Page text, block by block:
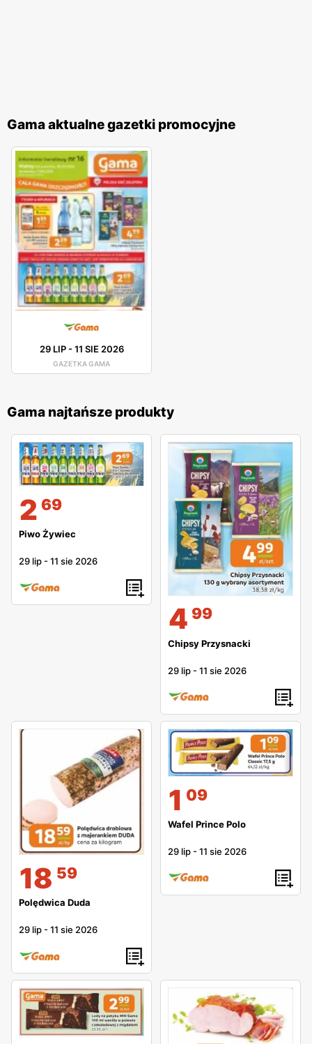
Gama aktualne gazetki promocyjne
29 LIP-11 SIE 2026
GAZETKA GAMA
Gama najtańsze produkty
2 69
Piwo Żywiec
29 lip -11 sie 2026
4 99
Chipsy Przysnacki
29 lip -11 sie 2026
18 59
Polędwica Duda
29 lip -11 sie 2026
1 09
Wafel Prince Polo
29 lip -11 sie 2026